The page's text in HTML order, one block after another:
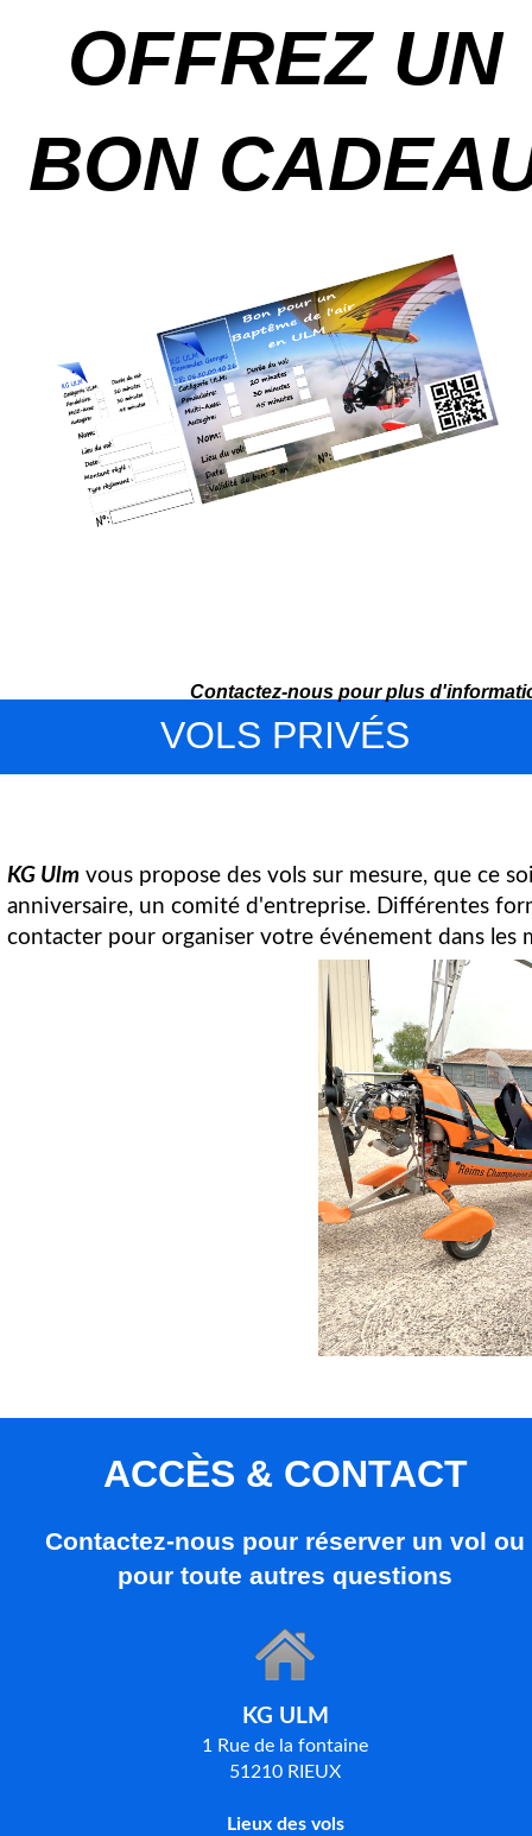
OFFREZ UN
BON
Contactez-nous pour plus
VOLS PRIVÉS
KG Ulm vous propose des vols sur mesure, que ce
anniversaire, un comité d'entreprise. Différentes
contacter pour organiser votre événement dans les
ACCÈS & CONTACT
Contactez-nous pour réserver un vol ou
pour toute autres questions
KG ULM
1 Rue de la fontaine
51210 RIEUX
Lieux des vols